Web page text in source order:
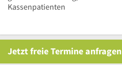
Kassenpatienten
JetztfreieTermine anfragen